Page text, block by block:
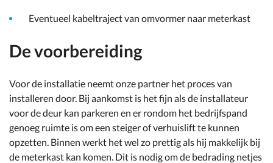
Eventueel kabeltraject van omvormer naar meterkast
De voorbereiding
Voor de installatie neemt onze partner het proces van
installeren door. Bij aankomst is het fijn als de installateur
voor de deur kan parkeren en er rondom het bedrijfspand
genoeg ruimte is om een steiger of verhuislift te kunnen
opzetten. Binnen werkt het wel zo prettig als hij makkelijk bij
de meterkast kan komen. Dit is nodig om de bedrading netjes